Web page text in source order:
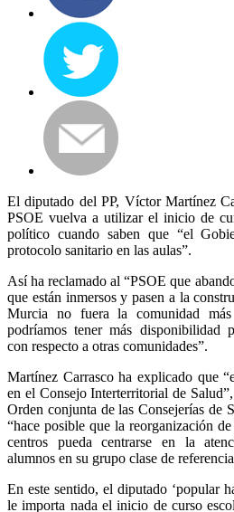
El diputado del PP, Víctor Martínez
PSOE vuelva a utilizar el inicio de
político cuando saben que “el
protocolo sanitario en las aulas”.
Así ha reclamado al “PSOE que
que están inmersos y pasen a la
Murcia no fuera la comunidad más
podríamos tener más disponibilidad
con respecto a otras comunidades”.
Martínez Carrasco ha explicado que
en el Consejo Interterritorial de
Orden conjunta de las Consejerías de
“hace posible que la reorganización
centros pueda centrarse en la
alumnos en su grupo clase de
En este sentido, el diputado ‘popular
le importa nada el inicio de curso